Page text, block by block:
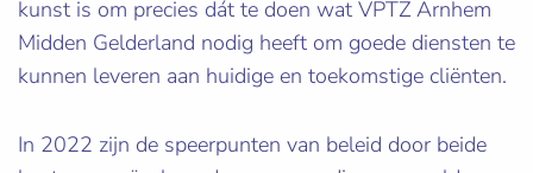
kunst is om precies dát te doen wat VPTZ Arnhem
Midden Gelderland nodig heeft om goede diensten te
kunnen leveren aan huidige en toekomstige cliënten.
In 2022 zijn de speerpunten van beleid door beide